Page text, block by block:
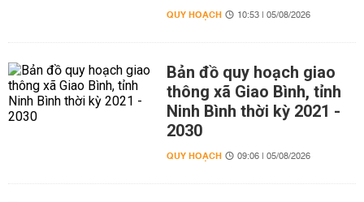
QUY HOẠCH 10:53 | 05/08/2026
Bản đồ quy hoạch giao
thông xã Giao Bình, tỉnh
Ninh Bình thời kỳ 2021 -
2030
QUY HOẠCH 09:06 | 05/08/2026